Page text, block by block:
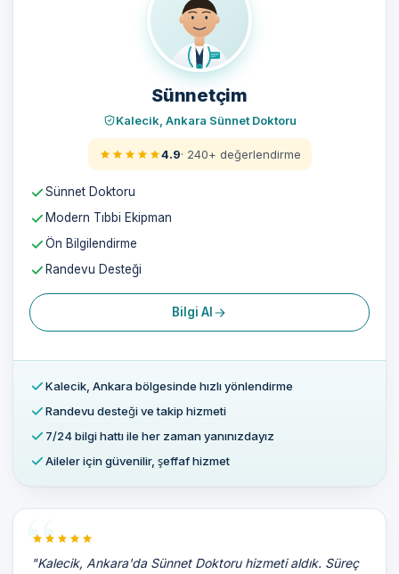
Sünnetçim
Kalecik, Ankara Sünnet Doktoru
4.9· 240+ değerlendirme
Sünnet Doktoru
Modern Tıbbi Ekipman
Ön Bilgilendirme
Randevu Desteği
Bilgi Al
Kalecik, Ankara bölgesinde hızlı yönlendirme
Randevu desteği ve takip hizmeti
7/24 bilgi hattı ile her zaman yanınızdayız
Aileler için güvenilir, şeffaf hizmet
"Kalecik, Ankara'da Sünnet Doktoru hizmeti aldık. Süreç